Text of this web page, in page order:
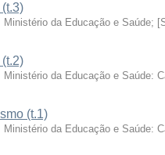
Ministério da Educação e Saúde;
Ministério da Educação e Saúde:
(t.1)
Ministério da Educação e Saúde: